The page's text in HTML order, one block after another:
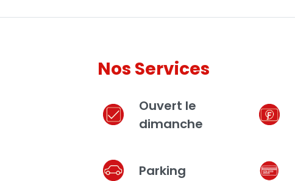
Nos Services
Ouvert le
dimanche
Parking